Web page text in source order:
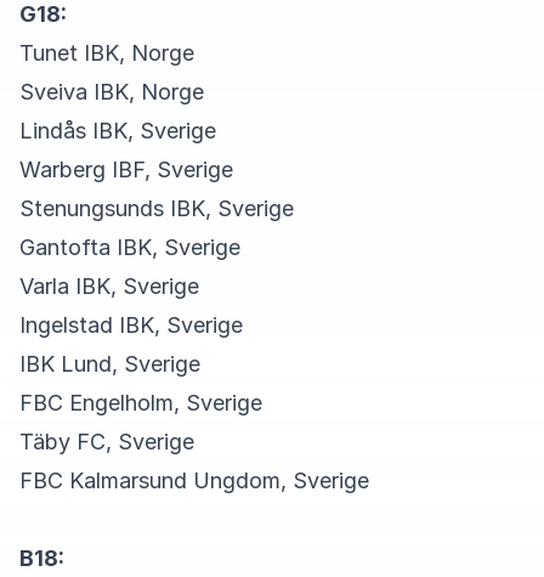
G18:
Tunet IBK, Norge
Sveiva IBK, Norge
Lindås IBK, Sverige
Warberg IBF, Sverige
Stenungsunds IBK, Sverige
Gantofta IBK, Sverige
Varla IBK, Sverige
Ingelstad IBK, Sverige
IBK Lund, Sverige
FBC Engelholm, Sverige
Täby FC, Sverige
FBC Kalmarsund Ungdom, Sverige
B18: